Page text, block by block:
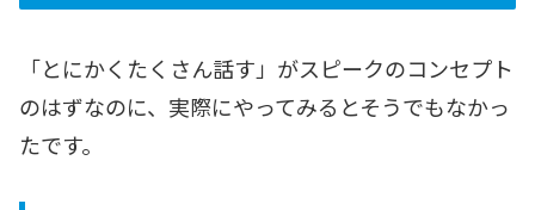
「とにかくたくさん話す」がスピークのコンセプト
のはずなのに、実際にやってみるとそうでもなかっ
たです。